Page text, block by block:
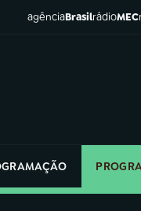
agênciaBrasilrádioMEC